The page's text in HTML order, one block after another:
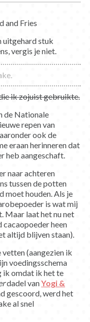
uitgehard stuk
vergis je niet.
ik zojuist gebruikte.
de Nationale
repen van
ook de
eraan herinneren dat
heb aangeschaft.
naar achteren
tussen de potten
moet houden. Als je
is wat mij
Maar laat het nu net
heen
altijd blijven staan).
(aangezien ik
voedingsschema
ik omdat ik het te
dadel vanYogi &
gescoord, werd het
al snel